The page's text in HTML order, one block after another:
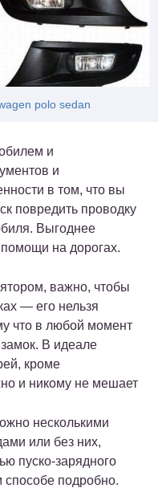
polo sedan
и
и
в том, что вы
повредить проводку
Выгоднее
на дорогах.
важно, чтобы
— его нельзя
что в любой момент
В идеале
кроме
и никому не мешает
несколькими
или без них,
пуско-зарядного
способе подробно.